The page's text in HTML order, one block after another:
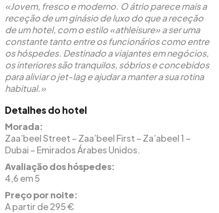
«Jovem, fresco e moderno. O átrio parece mais a
receção de um ginásio de luxo do que a receção
de um hotel, com o estilo «athleisure» a ser uma
constante tanto entre os funcionários como entre
os hóspedes. Destinado a viajantes em negócios,
os interiores são tranquilos, sóbrios e concebidos
para aliviar o jet-lag e ajudar a manter a sua rotina
habitual.»
Detalhes do hotel
Morada:
Zaa’beel Street – Zaa’beel First – Za’abeel 1 –
Dubai – Emirados Árabes Unidos.
Avaliação dos hóspedes:
4,6 em 5
Preço por noite:
A partir de 295 €